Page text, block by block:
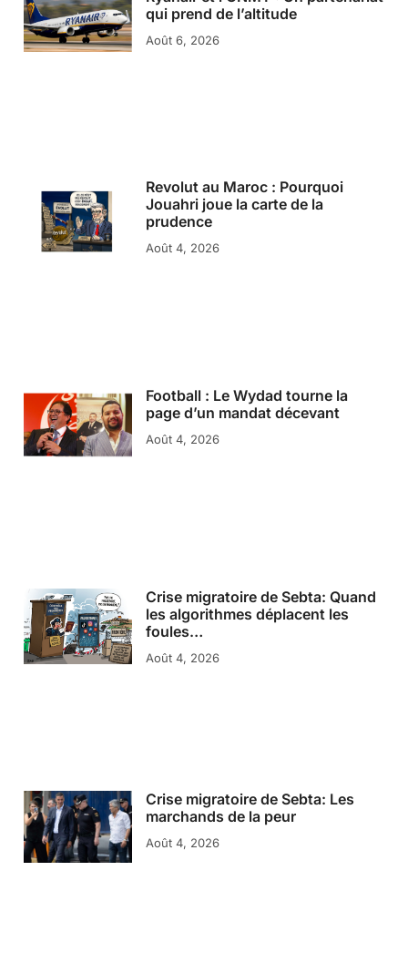
qui prend de l’altitude
Août 6, 2026
Revolut au Maroc : Pourquoi
Jouahri joue la carte de la
prudence
Août 4, 2026
Football : Le Wydad tourne la
page d’un mandat décevant
Août 4, 2026
Crise migratoire de Sebta: Quand
les algorithmes déplacent les
foules…
Août 4, 2026
Crise migratoire de Sebta: Les
marchands de la peur
Août 4, 2026